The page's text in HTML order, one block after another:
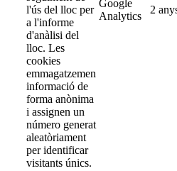
l'ús del lloc per
a l'informe
d'anàlisi del
lloc. Les
cookies
emmagatzemen
informació de
forma anònima
i assignen un
número generat
aleatòriament
per identificar
visitants únics.
Google
Analytics
2